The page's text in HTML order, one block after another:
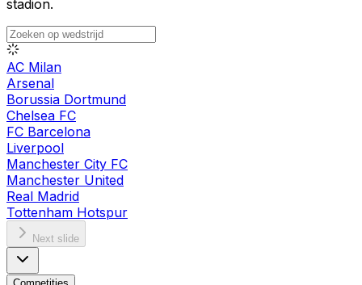
stadion.
AC Milan
Arsenal
Borussia Dortmund
Chelsea FC
FC Barcelona
Liverpool
Manchester City FC
Manchester United
Real Madrid
Tottenham Hotspur
Next slide